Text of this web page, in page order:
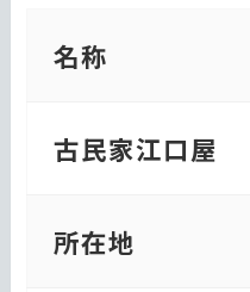
名称
古民家江口屋
所在地